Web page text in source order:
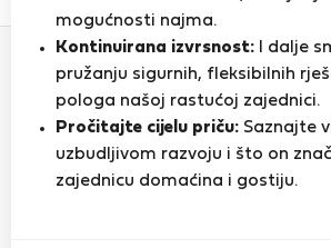
mogućnosti najma.
Kontinuirana izvrsnost: I dalje
pružanju sigurnih, fleksibilnih
pologa našoj rastućoj zajednici.
Pročitajte cijelu priču: Saznajte
uzbudljivom razvoju i što on
zajednicu domaćina i gostiju.
Ocjena i reference
Ocjena